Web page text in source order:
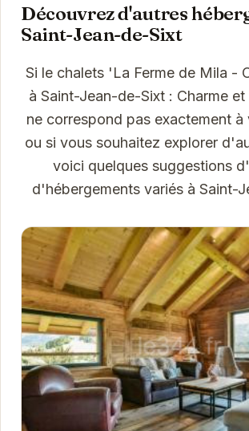
Découvrez d'autres
Saint-Jean-de-Sixt
Si le chalets 'La Ferme de Mila -
à Saint-Jean-de-Sixt : Charme
ne correspond pas exactement à
ou si vous souhaitez explorer
voici quelques suggestions
d'hébergements variés à Saint-